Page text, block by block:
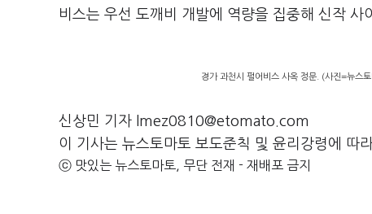
비스는 우선 도깨비 개발에 역량을 집중해 신작 사
경가 과천시 펄어비스 사옥 정문. (사진=뉴스
신상민 기자 lmez0810@etomato.com
이 기사는 뉴스토마토 보도준칙 및 윤리강령에 따
ⓒ 맛있는 뉴스토마토, 무단 전재 - 재배포 금지